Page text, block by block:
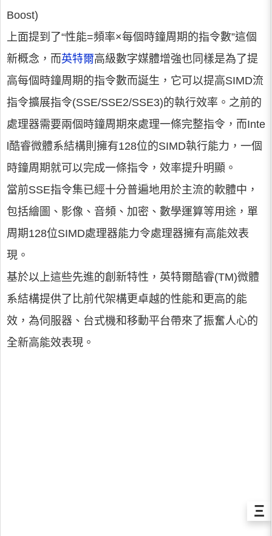
Boost)
上面提到了“性能=頻率×每個時鐘周期的指令數”這個
新概念，而英特爾高級數字媒體增強也同樣是為了提
高每個時鐘周期的指令數而誕生，它可以提高SIMD流
指令擴展指令(SSE/SSE2/SSE3)的執行效率。之前的
處理器需要兩個時鐘周期來處理一條完整指令，而Inte
l酷睿微體系結構則擁有128位的SIMD執行能力，一個
時鐘周期就可以完成一條指令，效率提升明顯。
當前SSE指令集已經十分普遍地用於主流的軟體中，
包括繪圖、影像、音頻、加密、數學運算等用途，單
周期128位SIMD處理器能力令處理器擁有高能效表
現。
基於以上這些先進的創新特性，英特爾酷睿(TM)微體
系結構提供了比前代架構更卓越的性能和更高的能
效，為伺服器、台式機和移動平台帶來了振奮人心的
全新高能效表現。
Ξ